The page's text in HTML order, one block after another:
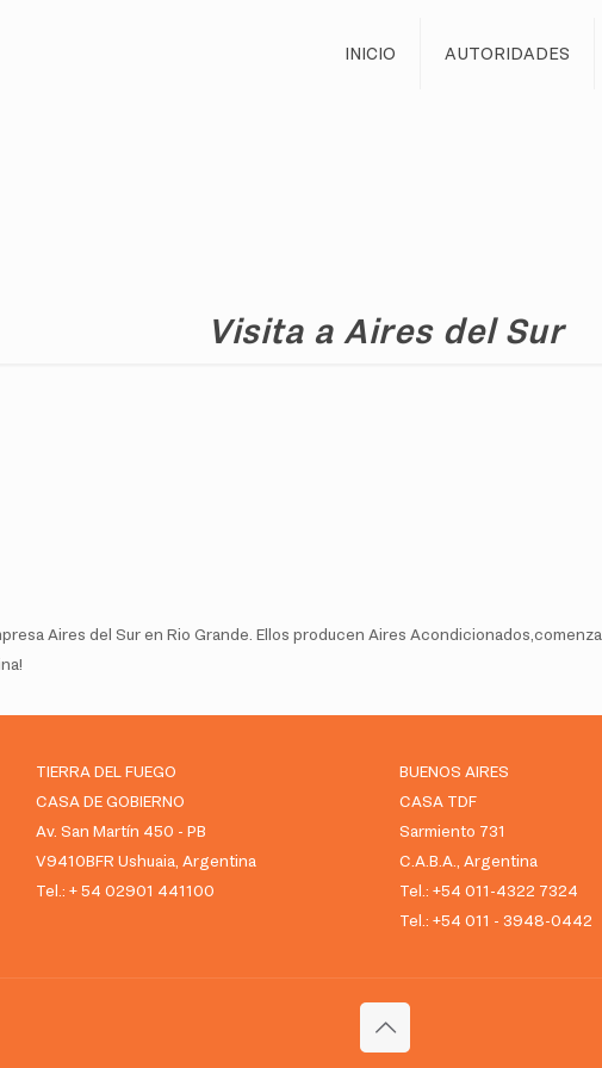
INICIO AUTORIDADES
Visita a Aires del Sur
Aires del Sur en Rio Grande. Ellos producen Aires
TIERRA DEL FUEGO
CASA DE GOBIERNO
Av. San Martín 450 - PB
V9410BFR Ushuaia, Argentina
Tel.: + 54 02901 441100
BUENOS AIRES
CASA TDF
Sarmiento 731
C.A.B.A., Argentina
Tel.: +54 011-4322 7324
Tel.: +54 011 - 3948-0442